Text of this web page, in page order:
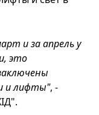
и за апрель у
это
и лифты", -